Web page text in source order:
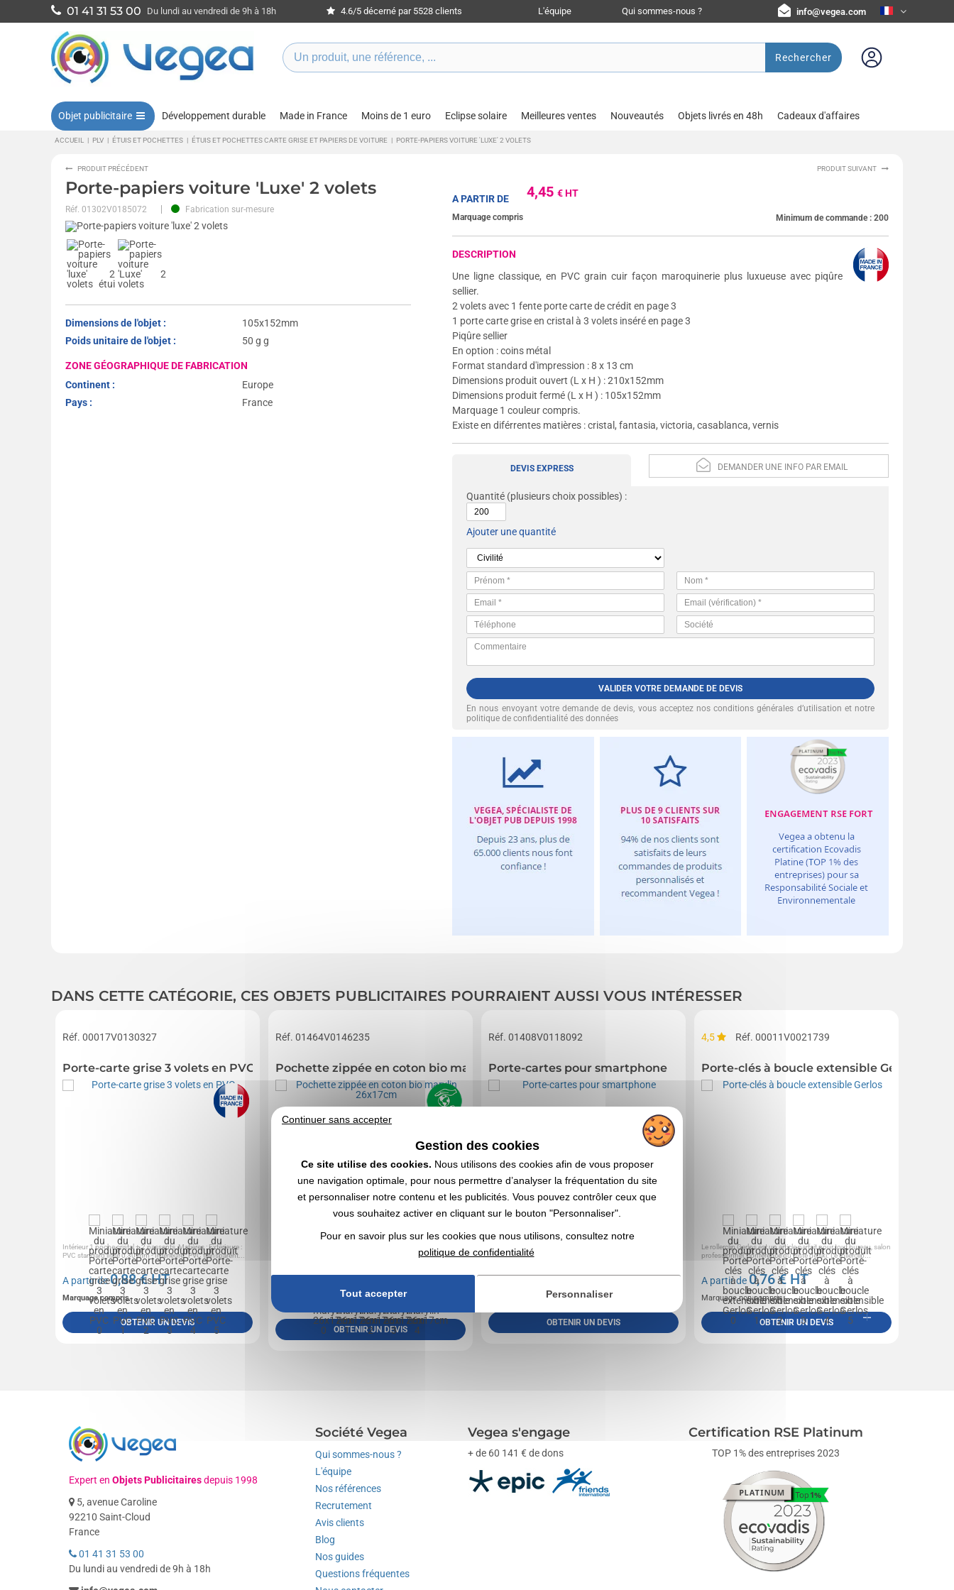
01 41 31 53 00 Du lundi au vendredi de 9h à 18h 4.6/5 décerné par 5528 clients L'équipe Qui sommes-nous ? info@vegea.com
Rechercher
Objet publicitaire Développement durable Made in France Moins de 1 euro Eclipse solaire Meilleures ventes Nouveautés Objets livrés en 48h Cadeaux d'affaires
ACCUEIL | PLV | ÉTUIS ET POCHETTES | ÉTUIS ET POCHETTES CARTE GRISE ET PAPIERS DE VOITURE | PORTE-PAPIERS VOITURE 'LUXE' 2 VOLETS
PRODUIT PRÉCÉDENT PRODUIT SUIVANT
Porte-papiers voiture 'Luxe' 2 volets
Réf. 01302V0185072 Fabrication sur-mesure
Dimensions de l'objet :
105x152mm
Poids unitaire de l'objet :
50 g g
ZONE GÉOGRAPHIQUE DE FABRICATION
Continent :
Europe
Pays :
France
4,45€ HT
A PARTIR DE
Marquage compris Minimum de commande : 200
DESCRIPTION
Une ligne classique, en PVC grain cuir façon maroquinerie plus luxueuse avec piqûre
sellier.
2 volets avec 1 fente porte carte de crédit en page 3
1 porte carte grise en cristal à 3 volets inséré en page 3
Piqûre sellier
En option : coins métal
Format standard d'impression : 8 x 13 cm
Dimensions produit ouvert (L x H ) : 210x152mm
Dimensions produit fermé (L x H ) : 105x152mm
Marquage 1 couleur compris.
Existe en diférrentes matières : cristal, fantasia, victoria, casablanca, vernis
DEMANDER UNE INFO PAR EMAIL
DEVIS EXPRESS
Quantité (plusieurs choix possibles) :
Ajouter une quantité
VALIDER VOTRE DEMANDE DE DEVIS
En nous envoyant votre demande de devis, vous acceptez nosconditions générales d’utilisation et notre
politique de confidentialité des données
DANS CETTE CATÉGORIE, CES OBJETS PUBLICITAIRES POURRAIENT AUSSI VOUS INTÉRESSER
Réf. 00017V0130327
Porte-carte grise 3 volets en PVC
Intérieur 1 poche cristal + 2 passants, Matières : Extérieure :
PVC standard lisse 0,30 mm - Intérieure : PVC transparent...
A partir de0,88€ HT
Marquage compris
OBTENIR UN DEVIS
Réf. 01464V0146235
Pochette zippée en coton bio marylin 26x17cm
Dimensions de la pochette : 26*17cm ; Zone de marquage
1,81 € HT
OBTENIR UN DEVIS
Réf. 01408V0118092
Porte-cartes pour smartphone
verso. 57 x 87 x 3 mm
0,27€ HT
Marquage non compris
OBTENIR UN DEVIS
4,5 Réf. 00011V0021739
Porte-clés à boucle extensible Gerlos
Le rollerclip Gerlos est un article parfait pour tout bureau, salon
professionnel, conférence ou piste de ski. Le rollerclip...
A partir de0,76€ HT
Marquage non compris
OBTENIR UN DEVIS
Expert en Objets Publicitairesdepuis 1998
5, avenue Caroline
92210 Saint-Cloud
France
01 41 31 53 00
Du lundi au vendredi de 9h à 18h
Société Vegea
Qui sommes-nous ?
L'équipe
Nos références
Recrutement
Avis clients
Blog
Nos guides
Questions fréquentes
Vegea s'engage
+ de 60 141 € de dons
Certification RSE Platinum
TOP 1% des entreprises 2023
Continuer sans accepter
Gestion des cookies
Ce site utilise des cookies. Nous utilisons des cookies afin de vous proposer
une navigation optimale, pour nous permettre d’analyser la fréquentation du site
et personnaliser notre contenu et les publicités. Vous pouvez contrôler ceux que
vous souhaitez activer en cliquant sur le bouton "Personnaliser".
Pour en savoir plus sur les cookies que nous utilisons, consultez notre
politique de confidentialité
Tout accepter Personnaliser